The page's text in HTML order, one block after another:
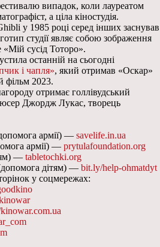
випадок, коли лауреатом
а ціла кіностудія.
у 1985 році серед інших заснував
студії являє собою зображення
«Мій сусід Тоторо».
останній на сьогодні
і чапля», який отримав «Оскар»
фільм 2023.
отримає голлівудський
Джордж Лукас, творець
армії) — savelife.in.ua
армії) — prytulafoundation.org
— tabletochki.org
дітям) — bit.ly/help-ohmatdyt
у соцмережах: